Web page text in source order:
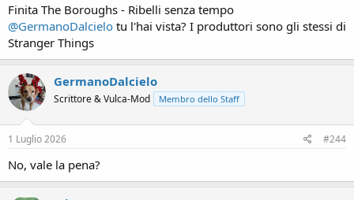
Finita The Boroughs - Ribelli senza tempo
@GermanoDalcielo tu l'hai vista? I produttori sono gli stessi di
Stranger Things
GermanoDalcielo
Scrittore & Vulca-Mod Membro dello Staff
1 Luglio 2026 #244
No, vale la pena?